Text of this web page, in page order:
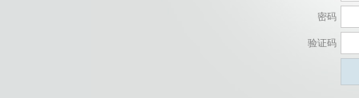
密码
验证码